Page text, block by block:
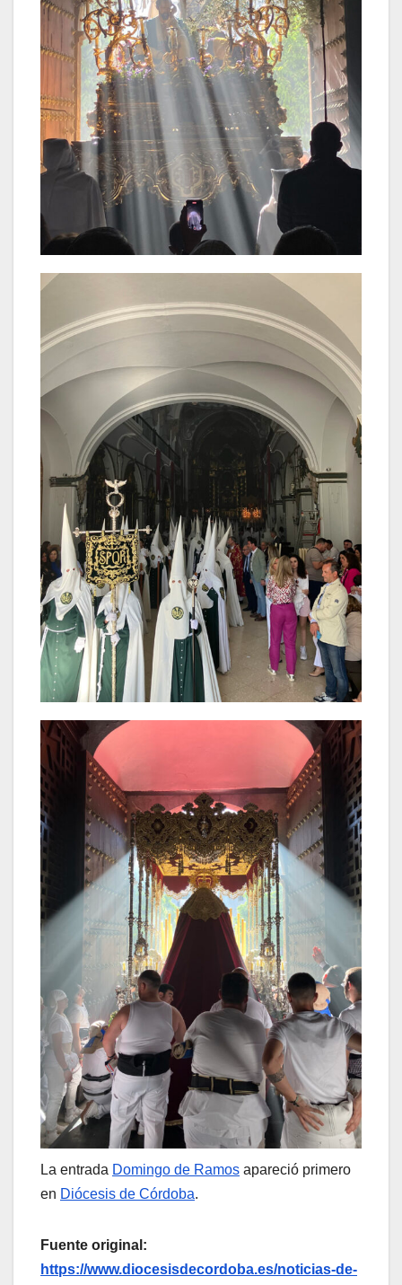
La entrada Domingo de Ramos apareció primero
en Diócesis de Córdoba.
Fuente original:
https://www.diocesisdecordoba.es/noticias-de-